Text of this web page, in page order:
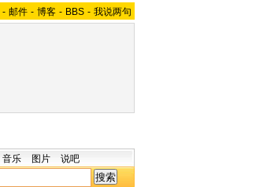
- 邮件 - 博客 - BBS - 我说两句
音乐 图片 说吧